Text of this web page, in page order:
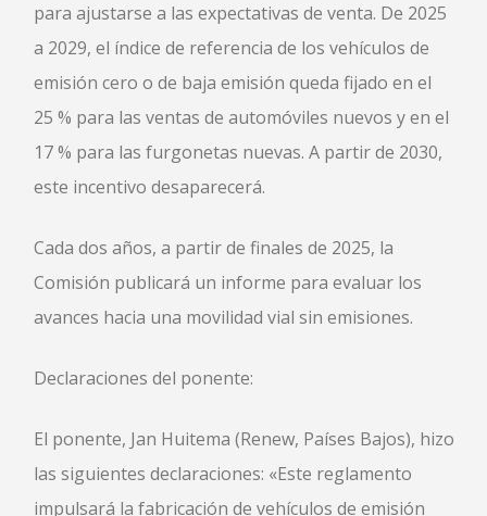
para ajustarse a las expectativas de venta. De 2025
a 2029, el índice de referencia de los vehículos de
emisión cero o de baja emisión queda fijado en el
25 % para las ventas de automóviles nuevos y en el
17 % para las furgonetas nuevas. A partir de 2030,
este incentivo desaparecerá.
Cada dos años, a partir de finales de 2025, la
Comisión publicará un informe para evaluar los
avances hacia una movilidad vial sin emisiones.
Declaraciones del ponente:
El ponente, Jan Huitema (Renew, Países Bajos), hizo
las siguientes declaraciones: «Este reglamento
impulsará la fabricación de vehículos de emisión